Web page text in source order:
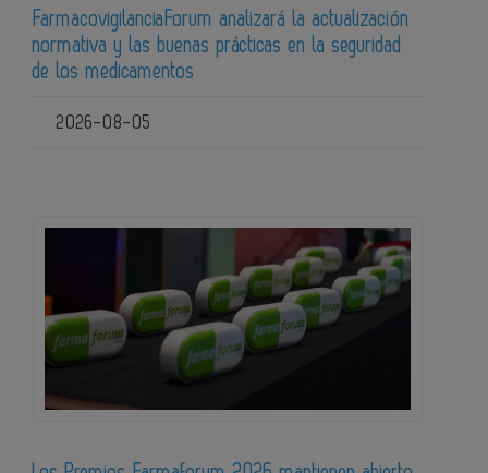
FarmacovigilanciaForum analizará la actualización
normativa y las buenas prácticas en la seguridad
de los medicamentos
2026-08-05